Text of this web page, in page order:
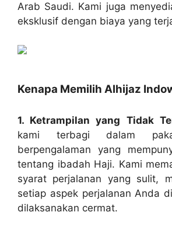
Arab Saudi. Kami juga
eksklusif dengan biaya yang
Kenapa Memilih Alhijaz
1. Ketrampilan yang Tidak
kami terbagi dalam
berpengalaman yang
tentang ibadah Haji. Kami
syarat perjalanan yang sulit,
setiap aspek perjalanan Anda
dilaksanakan cermat.